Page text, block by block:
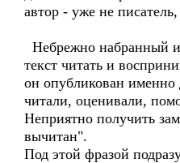
автор - уже не
Небрежно набранный
текст читать и
он опубликован именно
читали, оценивали,
Неприятно получить
вычитан".
Под этой фразой